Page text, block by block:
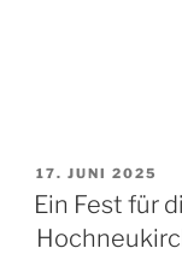
AM
17. JUNI 2025
Ein Fest für